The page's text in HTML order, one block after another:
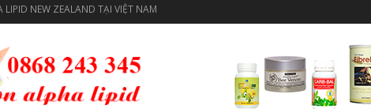
LIPID NEW ZEALAND TẠI VIỆT NAM